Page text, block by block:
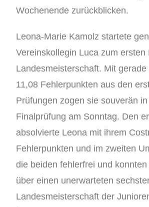
Wochenende zurückblicken.
Leona-Marie Kamolz startete
Vereinskollegin Luca zum ersten
Landesmeisterschaft. Mit
11,08 Fehlerpunkten aus den
Prüfungen zogen sie souverän
Finalprüfung am Sonntag. Den
absolvierte Leona mit ihrem
Fehlerpunkten und im zweiten
die beiden fehlerfrei und
über einen unerwarteten
Landesmeisterschaft der